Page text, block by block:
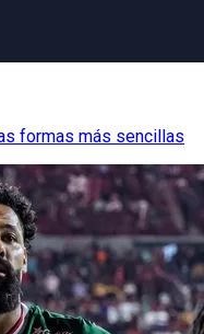
formas más sencillas